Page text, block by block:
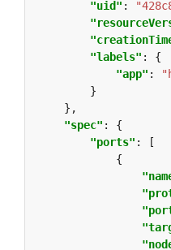
"uid" :
"labels"
"app" :
"spec"
"ports"